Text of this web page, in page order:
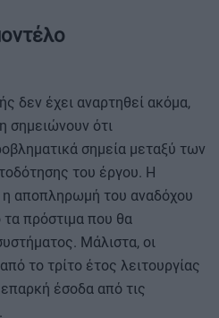
δεν έχει αναρτηθεί ακόμα,
σημειώνουν ότι
σημεία μεταξύ των
του έργου. Η
η αποπληρωμή του αναδόχου
τα πρόστιμα που θα
Μάλιστα, οι
το τρίτο έτος λειτουργίας
έσοδα από τις